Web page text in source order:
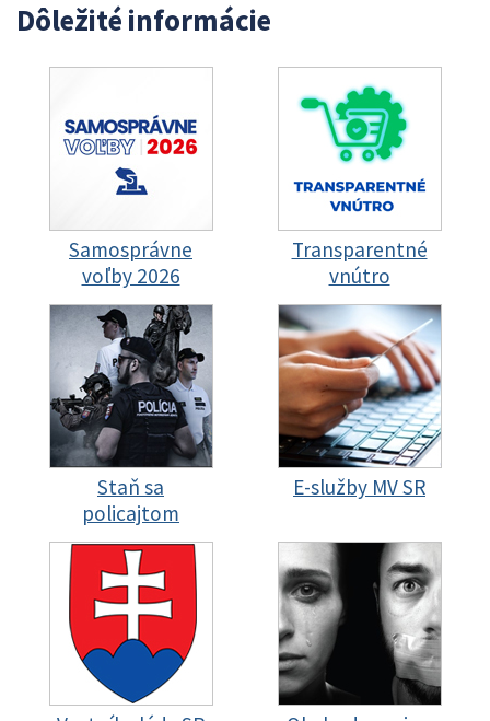
Dôležité informácie
Samosprávne
voľby 2026
Transparentné
vnútro
Staň sa
policajtom
E-služby MV SR